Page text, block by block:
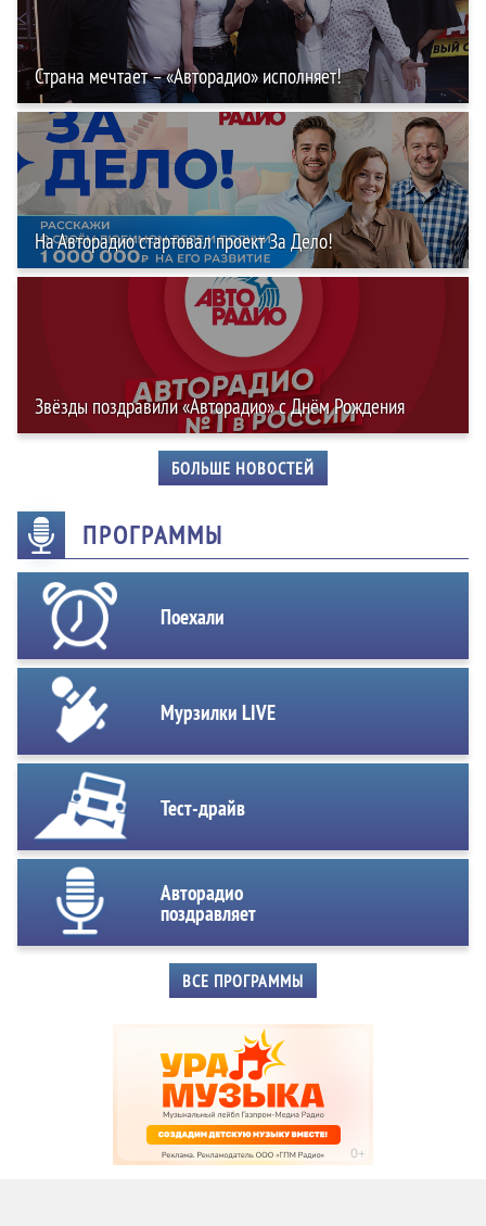
Страна мечтает – «Авторадио» исполняет!
На Авторадио стартовал проект За Дело!
Звёзды поздравили «Авторадио» с Днём Рождения
БОЛЬШЕ НОВОСТЕЙ
ПРОГРАММЫ
Поехали
Мурзилки LIVE
Тест-драйв
Авторадио
поздравляет
ВСЕ ПРОГРАММЫ